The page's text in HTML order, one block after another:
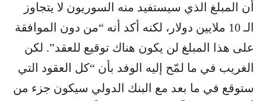
أن المبلغ الذي سيستفيد منه السوريون لا يتجاوز
الـ 10 ملايين دولار، لكنه أكد أنه “من دون الموافقة
على هذا المبلغ لن يكون هناك توقيع للعقد”. لكن
الغريب في ما لمّح إليه الوفد بأن “كل العقود التي
ستوقع في ما بعد مع البنك الدولي سيكون جزء من